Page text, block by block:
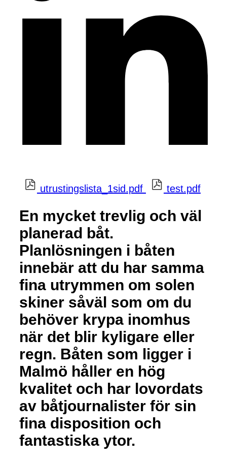
utrustingslista_1sid.pdf test.pdf
En mycket trevlig och väl
planerad båt.
Planlösningen i båten
innebär att du har samma
fina utrymmen om solen
skiner såväl som om du
behöver krypa inomhus
när det blir kyligare eller
regn. Båten som ligger i
Malmö håller en hög
kvalitet och har lovordats
av båtjournalister för sin
fina disposition och
fantastiska ytor.